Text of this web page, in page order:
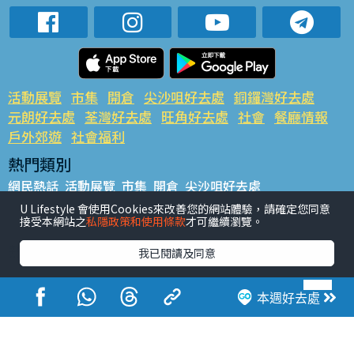
本週好去處
活動展覽 市集 開倉 尖沙咀好去處 銅鑼灣好去處
元朗好去處 荃灣好去處 旺角好去處 社會 餐廳情報
戶外郊遊 社會福利
熱門類別
網民熱話 活動展覽 市集 開倉 尖沙咀好去處
銅鑼灣好去處 元朗好去處 荃灣好去處 旺角好去處 社會
餐廳情報 戶外郊遊
熱門標籤
#UGO搵好去處 #人氣活動推介 #美食社群熱話
#親子玩樂好去處
#ULifestyle應用程式
#限時搶
#UJetso禮物放送
#ULifestyle商戶中心 #著數
U Lifestyle 會使用Cookies來改善您的網站體驗，請確定您同意
接受本網站之私隱政策和使用條款才可繼續瀏覽。
我已閱讀及同意